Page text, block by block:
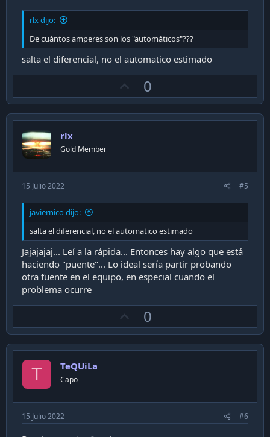
rlx dijo:
De cuántos amperes son los "automáticos"???
salta el diferencial, no el automatico estimado
p
v
0
rlx
Gold Member
15 Julio 2022 #5
javiernico dijo:
salta el diferencial, no el automatico estimado
Jajajajaj... Leí a la rápida... Entonces hay algo que está
haciendo "puente"... Lo ideal sería partir probando
otra fuente en el equipo, en especial cuando el
problema ocurre
p
v
0
T TeQUiLa
Capo
15 Julio 2022 #6